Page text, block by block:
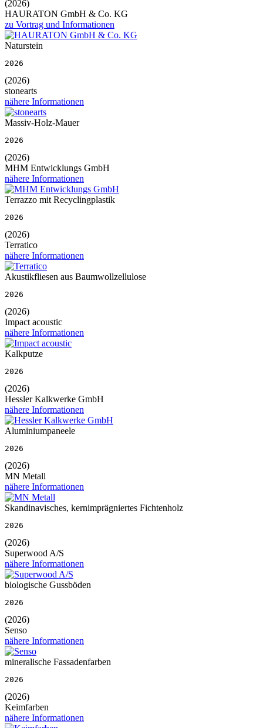
(2026)
HAURATON GmbH & Co. KG
zu Vortrag und Informationen
Naturstein
2026
(2026)
stonearts
nähere Informationen
Massiv-Holz-Mauer
2026
(2026)
MHM Entwicklungs GmbH
nähere Informationen
Terrazzo mit Recyclingplastik
2026
(2026)
Terratico
nähere Informationen
Akustikfliesen aus Baumwollzellulose
2026
(2026)
Impact acoustic
nähere Informationen
Kalkputze
2026
(2026)
Hessler Kalkwerke GmbH
nähere Informationen
Aluminiumpaneele
2026
(2026)
MN Metall
nähere Informationen
Skandinavisches, kernimprägniertes Fichtenholz
2026
(2026)
Superwood A/S
nähere Informationen
biologische Gussböden
2026
(2026)
Senso
nähere Informationen
mineralische Fassadenfarben
2026
(2026)
Keimfarben
nähere Informationen